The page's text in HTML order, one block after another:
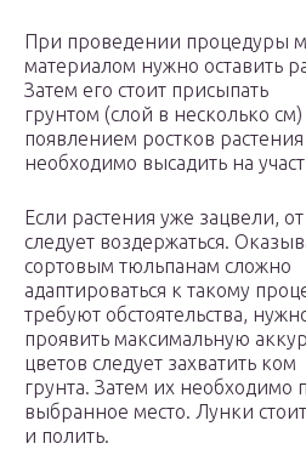
При проведении процедуры
материалом нужно оставить
Затем его стоит присыпать
грунтом (слой в несколько
появлением ростков растения
необходимо высадить на
Если растения уже зацвели,
следует воздержаться.
сортовым тюльпанам сложно
адаптироваться к такому
требуют обстоятельства,
проявить максимальную
цветов следует захватить ком
грунта. Затем их необходимо
выбранное место. Лунки
и полить.